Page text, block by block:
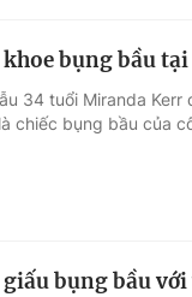
bụng bầu tại
34 tuổi Miranda
chiếc bụng bầu của
bụng bầu với